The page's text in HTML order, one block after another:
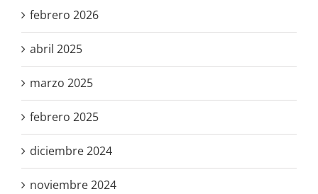
febrero 2026
abril 2025
marzo 2025
febrero 2025
diciembre 2024
noviembre 2024